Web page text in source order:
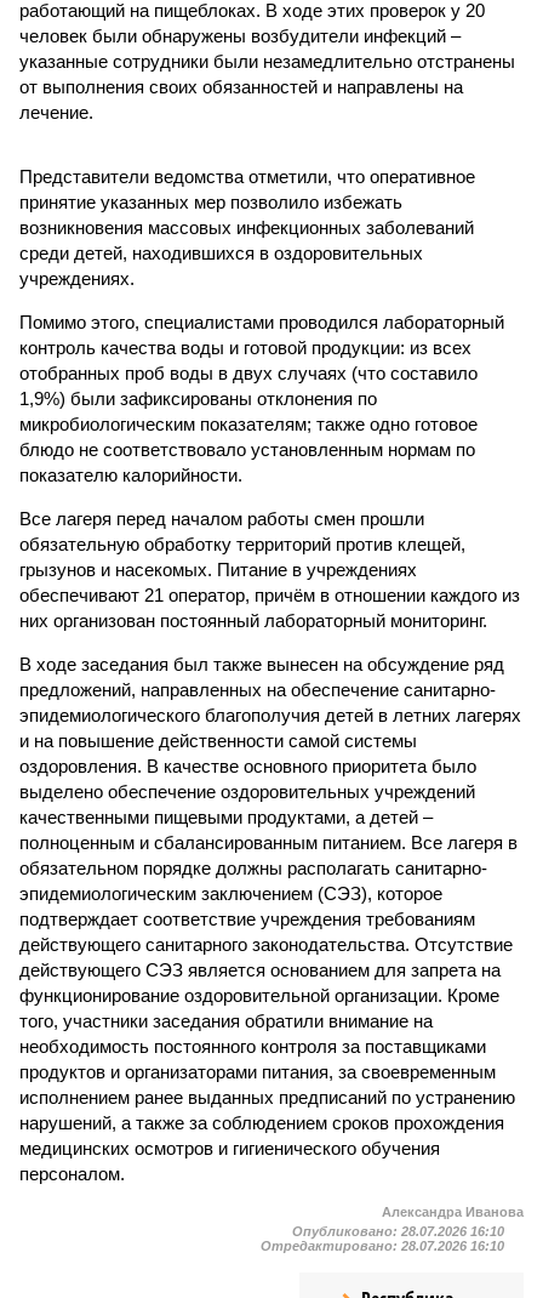
работающий на пищеблоках. В ходе этих проверок у 20
человек были обнаружены возбудители инфекций –
указанные сотрудники были незамедлительно отстранены
от выполнения своих обязанностей и направлены на
лечение.
Представители ведомства отметили, что оперативное
принятие указанных мер позволило избежать
возникновения массовых инфекционных заболеваний
среди детей, находившихся в оздоровительных
учреждениях.
Помимо этого, специалистами проводился лабораторный
контроль качества воды и готовой продукции: из всех
отобранных проб воды в двух случаях (что составило
1,9%) были зафиксированы отклонения по
микробиологическим показателям; также одно готовое
блюдо не соответствовало установленным нормам по
показателю калорийности.
Все лагеря перед началом работы смен прошли
обязательную обработку территорий против клещей,
грызунов и насекомых. Питание в учреждениях
обеспечивают 21 оператор, причём в отношении каждого из
них организован постоянный лабораторный мониторинг.
В ходе заседания был также вынесен на обсуждение ряд
предложений, направленных на обеспечение санитарно-
эпидемиологического благополучия детей в летних лагерях
и на повышение действенности самой системы
оздоровления. В качестве основного приоритета было
выделено обеспечение оздоровительных учреждений
качественными пищевыми продуктами, а детей –
полноценным и сбалансированным питанием. Все лагеря в
обязательном порядке должны располагать санитарно-
эпидемиологическим заключением (СЭЗ), которое
подтверждает соответствие учреждения требованиям
действующего санитарного законодательства. Отсутствие
действующего СЭЗ является основанием для запрета на
функционирование оздоровительной организации. Кроме
того, участники заседания обратили внимание на
необходимость постоянного контроля за поставщиками
продуктов и организаторами питания, за своевременным
исполнением ранее выданных предписаний по устранению
нарушений, а также за соблюдением сроков прохождения
медицинских осмотров и гигиенического обучения
персоналом.
Александра Иванова
Опубликовано: 28.07.2026 16:10
Отредактировано: 28.07.2026 16:10